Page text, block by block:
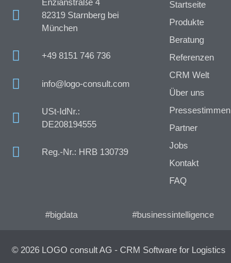
Enzianstraße 4
82319 Starnberg bei
München
+49 8151 746 736
info@logo-consult.com
USt-IdNr.:
DE208194555
Reg.-Nr.: HRB 130739
Startseite
Produkte
Beratung
Referenzen
CRM Welt
Über uns
Pressestimmen
Partner
Jobs
Kontakt
FAQ
#bigdata #businessintelligence
© 2026 LOGO consult AG - CRM Software for Logistics